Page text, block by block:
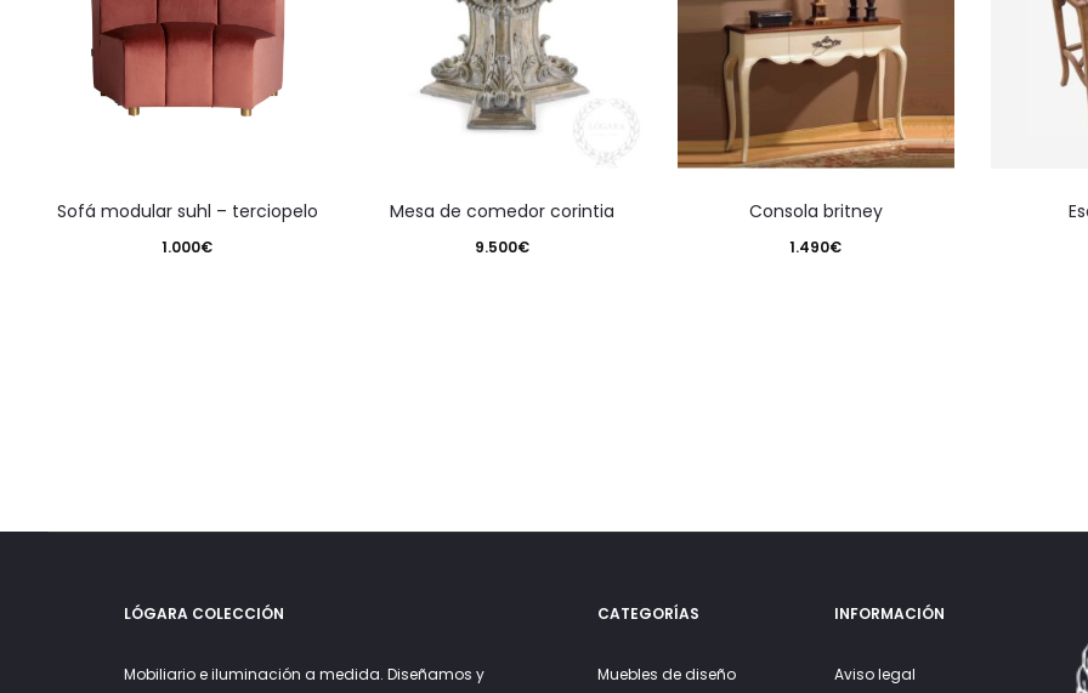
sofá modular suhl – terciopelo
1.000€
mesa de comedor corintia
9.500€
consola britney
1.490€
LÓGARA COLECCIÓN
Mobiliario e iluminación a medida. Diseñamos y
CATEGORÍAS
Muebles de diseño
INFORMACIÓN
Aviso legal